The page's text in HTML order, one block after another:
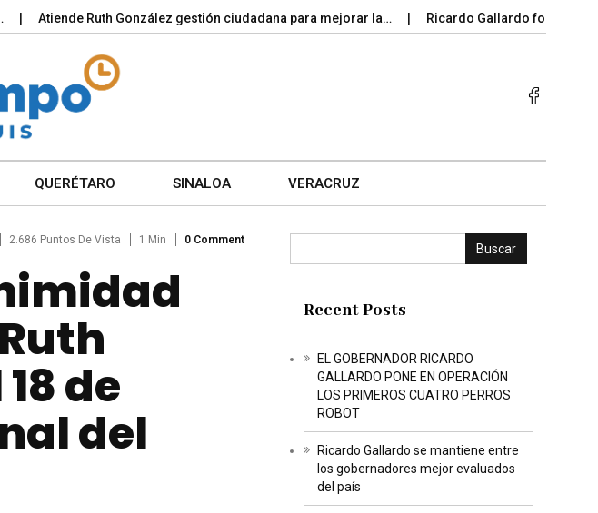
Ruth González gestión ciudadana para mejorar la… Ricardo Gallardo fortalece la
QUERÉTARO SINALOA VERACRUZ
2.686 Puntos De Vista 1 Min 0 Comment
de
del
Buscar
Recent Posts
EL GOBERNADOR RICARDO
GALLARDO PONE EN OPERACIÓN
LOS PRIMEROS CUATRO PERROS
ROBOT
Ricardo Gallardo se mantiene entre
los gobernadores mejor evaluados
del país